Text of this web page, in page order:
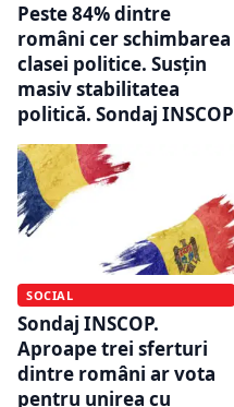
Peste 84% dintre
români cer schimbarea
clasei politice. Susțin
masiv stabilitatea
politică. Sondaj INSCOP
SOCIAL
Sondaj INSCOP.
Aproape trei sferturi
dintre români ar vota
pentru unirea cu